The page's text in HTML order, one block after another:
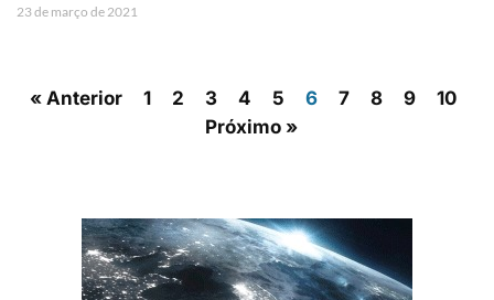
23 de março de 2021
« Anterior 1 2 3 4 5 6 7 8 9
10
Próximo »